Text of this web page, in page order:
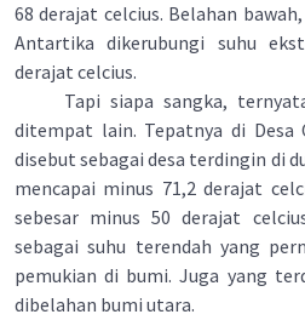
68 derajat celcius. Belahan
Antartika dikerubungi suhu
derajat celcius.
Tapi siapa sangka,
ditempat lain. Tepatnya di Desa
disebut sebagai desa terdingin di
mencapai minus 71,2 derajat
sebesar minus 50 derajat
sebagai suhu terendah yang
pemukian di bumi. Juga yang
dibelahan bumi utara.